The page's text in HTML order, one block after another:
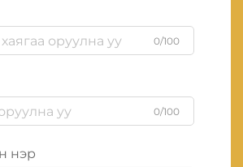
0/100
0/100
нэр